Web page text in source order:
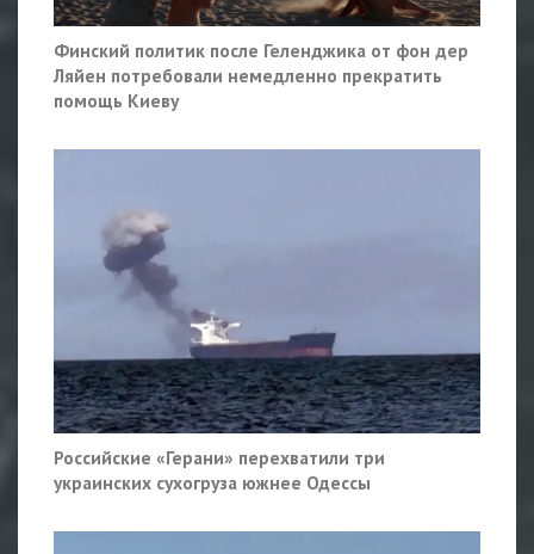
Финский политик после Геленджика от фон дер
Ляйен потребовали немедленно прекратить
помощь Киеву
Российские «Герани» перехватили три
украинских сухогруза южнее Одессы